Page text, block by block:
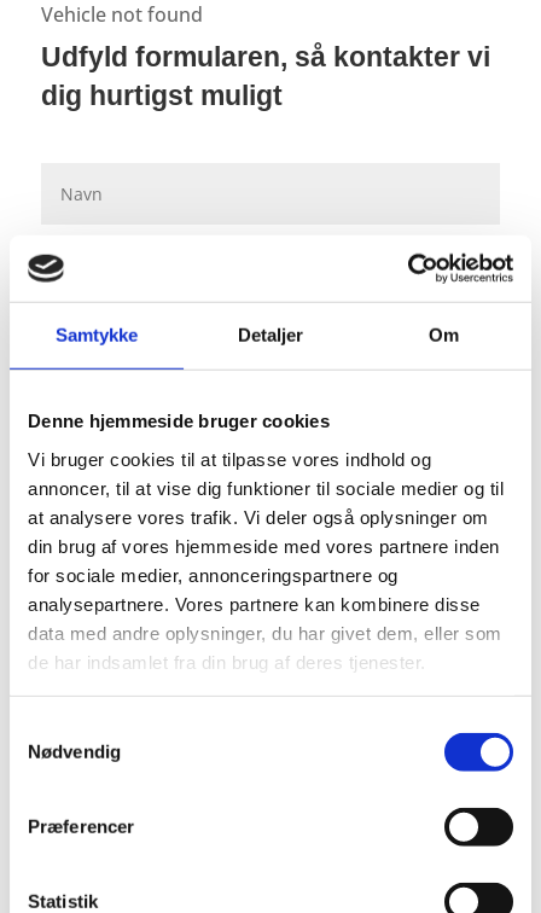
Samtykke Detaljer Om
Denne hjemmeside bruger cookies
Vi bruger cookies til at tilpasse vores indhold og
annoncer, til at vise dig funktioner til sociale medier og til
at analysere vores trafik. Vi deler også oplysninger om
din brug af vores hjemmeside med vores partnere inden
for sociale medier, annonceringspartnere og
analysepartnere. Vores partnere kan kombinere disse
data med andre oplysninger, du har givet dem, eller som
de har indsamlet fra din brug af deres tjenester.
Nødvendig
Præferencer
Statistik
Vehicle not found
Udfyld formularen, så kontakter vi
dig hurtigst muligt
INDSEND